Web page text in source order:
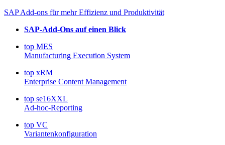
SAP Add-ons für mehr Effizienz und Produktivität
SAP-Add-Ons auf einen Blick
top MES
Manufacturing Execution System
top xRM
Enterprise Content Management
top se16XXL
Ad-hoc-Reporting
top VC
Variantenkonfiguration